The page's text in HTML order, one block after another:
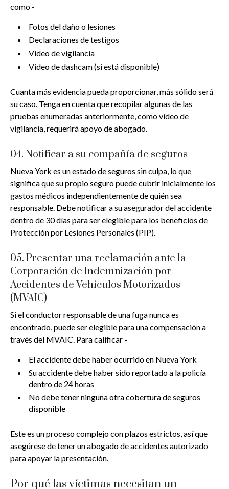
como -
Fotos del daño o lesiones
Declaraciones de testigos
Video de vigilancia
Video de dashcam (si está disponible)
Cuanta más evidencia pueda proporcionar, más sólido será
su caso. Tenga en cuenta que recopilar algunas de las
pruebas enumeradas anteriormente, como video de
vigilancia, requerirá apoyo de abogado.
04. Notificar a su compañía de seguros
Nueva York es un estado de seguros sin culpa, lo que
significa que su propio seguro puede cubrir inicialmente los
gastos médicos independientemente de quién sea
responsable. Debe notificar a su asegurador del accidente
dentro de 30 días para ser elegible para los beneficios de
Protección por Lesiones Personales (PIP).
05. Presentar una reclamación ante la
Corporación de Indemnización por
Accidentes de Vehículos Motorizados
(MVAIC)
Si el conductor responsable de una fuga nunca es
encontrado, puede ser elegible para una compensación a
través del MVAIC. Para calificar -
El accidente debe haber ocurrido en Nueva York
Su accidente debe haber sido reportado a la policía
dentro de 24 horas
No debe tener ninguna otra cobertura de seguros
disponible
Este es un proceso complejo con plazos estrictos, así que
asegúrese de tener un abogado de accidentes autorizado
para apoyar la presentación.
Por qué las víctimas necesitan un